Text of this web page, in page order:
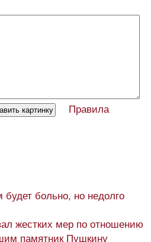
Правила
больно, но недолго
жестких мер по отношению
памятник Пушкину